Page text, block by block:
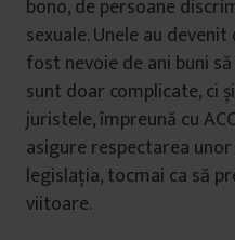
bono, de persoane
sexuale. Unele au
fost nevoie de ani buni
sunt doar complicate, ci
juristele, împreună cu
asigure respectarea
legislația, tocmai ca să
viitoare.